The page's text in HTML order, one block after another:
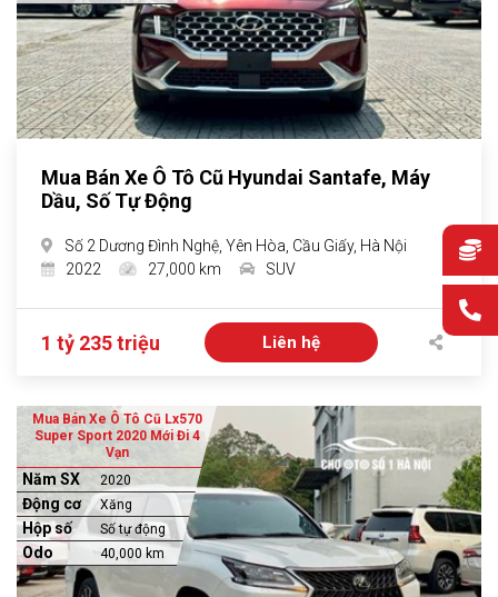
Mua Bán Xe Ô Tô Cũ Hyundai Santafe, Máy
Dầu, Số Tự Động
Số 2 Dương Đình Nghệ, Yên Hòa, Cầu Giấy, Hà Nội
2022
27,000 km SUV
1 tỷ 235 triệu Liên hệ
Mua Bán Xe Ô Tô Cũ Lx570
Super Sport 2020 Mới Đi 4
Vạn
Năm SX 2020
Động cơ Xăng
Hộp số Số tự động
Odo 40,000 km